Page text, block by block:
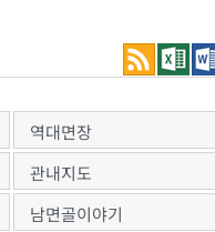
역대면장
관내지도
남면골이야기